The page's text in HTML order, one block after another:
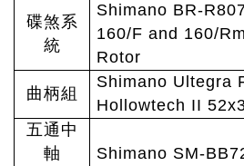
碟煞系
統
Shimano BR-
160/F and 160/
Rotor
曲柄組
Shimano Ultegra
Hollowtech II
五通中
軸
Shimano SM-